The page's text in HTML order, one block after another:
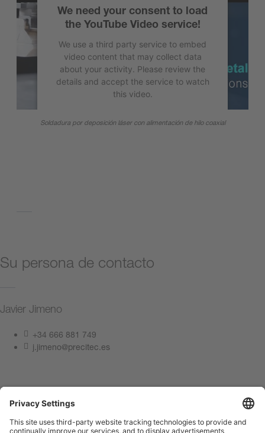
We need your consent to load
the YouTube Video service!
We use a third party service to embed
video content that may collect data
about your activity. Please review the
details and accept the service to watch
this video.
More Information
Soldadura por deposición láser con alimentación de hilo coaxial
Su persona de contacto
Javier Jimeno
+34 666 881 749
j.jimeno@precitec.es